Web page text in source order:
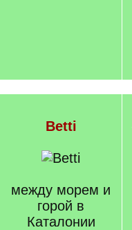
Betti
между морем и
горой в
Каталонии